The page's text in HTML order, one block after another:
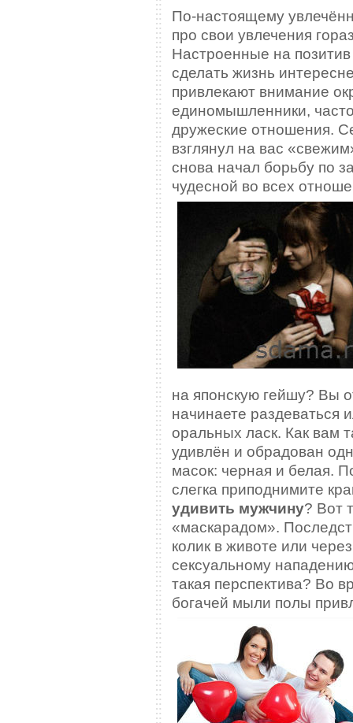
По-настоящему
про свои увлечения
Настроенные на
сделать жизнь
привлекают внимание
единомышленники,
дружеские отношения.
взглянул на вас
снова начал борьбу по
чудесной во всех
на японскую гейшу? Вы
начинаете раздеваться
оральных ласк. Как вам
удивлён и обрадован
масок: черная и белая.
слегка приподнимите
удивить мужчину? Вот
«маскарадом».
колик в животе или
сексуальному
такая перспектива? Во
богачей мыли полы